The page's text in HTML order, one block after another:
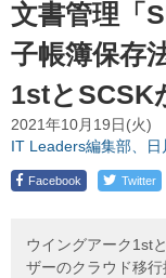
文書管理「
子帳簿保存
1stとSCSK
2021年10月19日(火)
IT Leaders編集部、日
Facebook Twitter
ウイングアーク1st
ザーのクラウド移行